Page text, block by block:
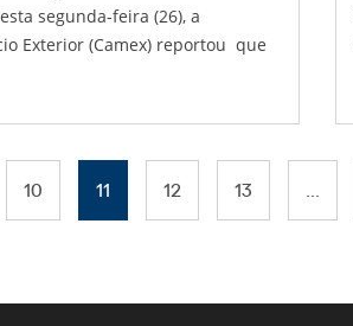
segunda-feira (26), a
Exterior (Camex) reportou que
10 11 12 13